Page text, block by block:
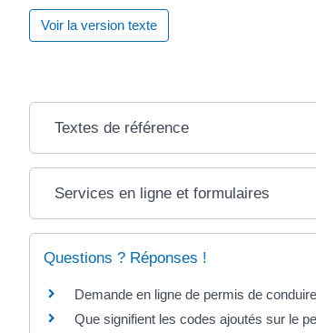
Voir la version texte
Textes de référence
Services en ligne et formulaires
Questions ? Réponses !
Demande en ligne de permis de
Que signifient les codes ajoutés sur le